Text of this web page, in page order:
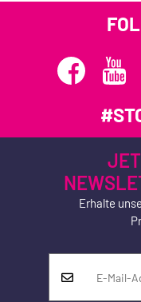
Erhalte